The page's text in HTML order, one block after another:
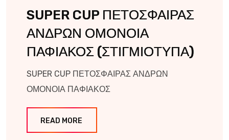
SUPER CUP ΠΕΤΟΣΦΑΙΡΑΣ
ΑΝΔΡΩΝ ΟΜΟΝΟΙΑ
ΠΑΦΙΑΚΟΣ (ΣΤΙΓΜΙΟΤΥΠΑ)
SUPER CUP ΠΕΤΟΣΦΑΙΡΑΣ ΑΝΔΡΩΝ
ΟΜΟΝΟΙΑ ΠΑΦΙΑΚΟΣ
READ MORE